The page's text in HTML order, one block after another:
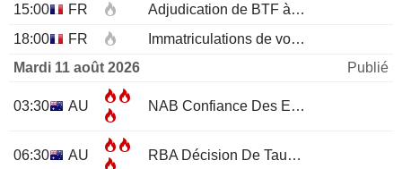
15:00
FR
Adjudication de BTF à 3 mois
18:00
FR
Immatriculations de voitures neuves (annuelles)
Mardi 11 août 2026
Publié
03:30 AU NAB Confiance Des Entreprises
06:30 AU RBA Décision De Taux D'Intérêt